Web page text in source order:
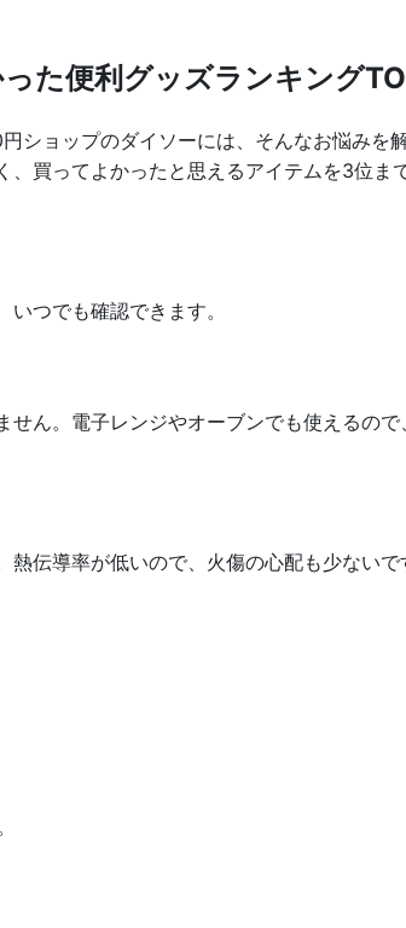
た便利グッズランキング
ショップのダイソーには、そんなお悩みを
買ってよかったと思えるアイテムを3位ま
つでも確認できます。
ん。電子レンジやオーブンでも使えるの
伝導率が低いので、火傷の心配も少ないで